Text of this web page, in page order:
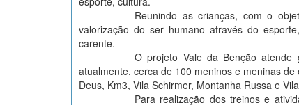
Reunindo as crianças, com o
valorização do ser humano através do
carente.
O projeto Vale da Benção atende
atualmente, cerca de 100 meninos e meninas
Deus, Km3, Vila Schirmer, Montanha Russa e
Para realização dos treinos e